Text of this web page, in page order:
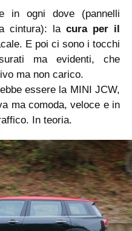
in ogni dove (pannelli
cintura): la cura per il
E poi ci sono i tocchi
ma evidenti, che
ma non carico.
essere la MINI JCW,
ma comoda, veloce e in
In teoria.